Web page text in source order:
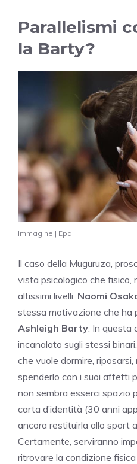
Parallelismi
la Barty?
Immagine | Epa
Il caso della Muguruza,
vista psicologico che fisico,
altissimi livelli. Naomi
stessa motivazione che ha
Ashleigh Barty . In
incanalato sugli stessi
che vuole dormire,
spenderlo con i suoi affetti
non sembra esserci spazio
carta d’identità (30 anni
ancora restituirla allo sport
Certamente, serviranno
ritrovare la condizione